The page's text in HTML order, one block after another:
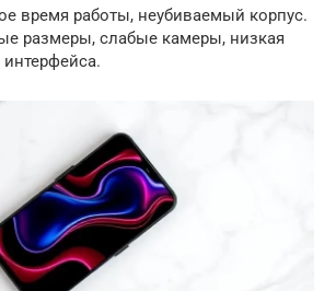
время работы, неубиваемый корпус.
размеры, слабые камеры, низкая